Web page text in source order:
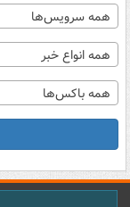
همه سرویس‌ها
همه انواع خبر
همه باکس‌ها